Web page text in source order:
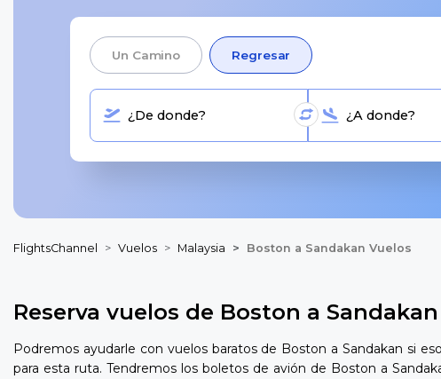
Un Camino Regresar
FlightsChannel Vuelos Malaysia Boston a Sandakan Vuelos
Reserva vuelos de Boston a Sandakan
Podremos ayudarle con vuelos baratos de Boston a Sandakan si
para esta ruta. Tendremos los boletos de avión de Boston a